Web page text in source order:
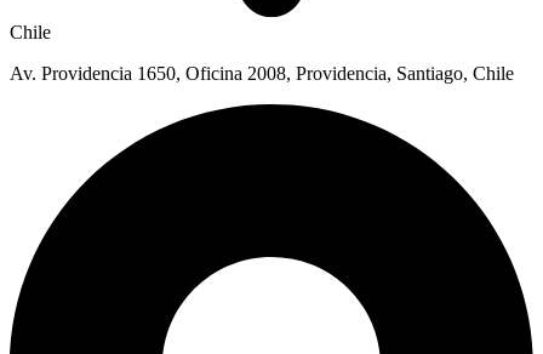
Chile
Av. Providencia 1650, Oficina 2008, Providencia, Santiago, Chile